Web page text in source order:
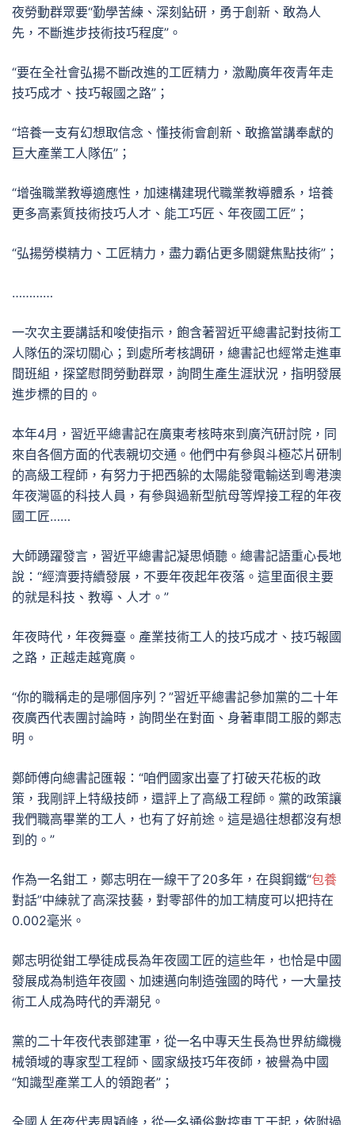
夜勞動群眾要“勤學苦練、深刻鉆研，勇于創新、敢為人
先，不斷進步技術技巧程度”。
“要在全社會弘揚不斷改進的工匠精力，激勵廣年夜青年走
技巧成才、技巧報國之路”；
“培養一支有幻想取信念、懂技術會創新、敢擔當講奉獻的
巨大產業工人隊伍”；
“增強職業教導適應性，加速構建現代職業教導體系，培養
更多高素質技術技巧人才、能工巧匠、年夜國工匠”；
“弘揚勞模精力、工匠精力，盡力霸佔更多關鍵焦點技術”；
…………
一次次主要講話和唆使指示，飽含著習近平總書記對技術工
人隊伍的深切關心；到處所考核調研，總書記也經常走進車
間班組，探望慰問勞動群眾，詢問生產生涯狀況，指明發展
進步標的目的。
本年4月，習近平總書記在廣東考核時來到廣汽研討院，同
來自各個方面的代表親切交通。他們中有參與斗極芯片研制
的高級工程師，有努力于把西躲的太陽能發電輸送到粵港澳
年夜灣區的科技人員，有參與過新型航母等焊接工程的年夜
國工匠……
大師踴躍發言，習近平總書記凝思傾聽。總書記語重心長地
說：“經濟要持續發展，不要年夜起年夜落。這里面很主要
的就是科技、教導、人才。”
年夜時代，年夜舞臺。產業技術工人的技巧成才、技巧報國
之路，正越走越寬廣。
“你的職稱走的是哪個序列？”習近平總書記參加黨的二十年
夜廣西代表團討論時，詢問坐在對面、身著車間工服的鄭志
明。
鄭師傅向總書記匯報：“咱們國家出臺了打破天花板的政
策，我剛評上特級技師，還評上了高級工程師。黨的政策讓
我們職高畢業的工人，也有了好前途。這是過往想都沒有想
到的。”
作為一名鉗工，鄭志明在一線干了20多年，在與鋼鐵“包養
對話”中練就了高深技藝，對零部件的加工精度可以把持在
0.002毫米。
鄭志明從鉗工學徒成長為年夜國工匠的這些年，也恰是中國
發展成為制造年夜國、加速邁向制造強國的時代，一大量技
術工人成為時代的弄潮兒。
黨的二十年夜代表鄧建軍，從一名中專天生長為世界紡織機
械領域的專家型工程師、國家級技巧年夜師，被譽為中國
“知識型產業工人的領跑者”；
全國人年夜代表周穎峰，從一名通俗數控車工干起，依附過